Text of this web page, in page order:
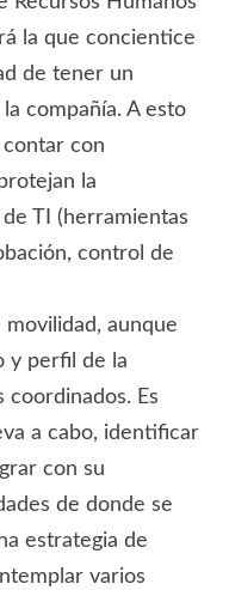
la que concientice
de tener un
compañía. A esto
con
la
TI (herramientas
control de
aunque
y perfil de la
coordinados. Es
a cabo, identificar
con su
de donde se
estrategia de
varios